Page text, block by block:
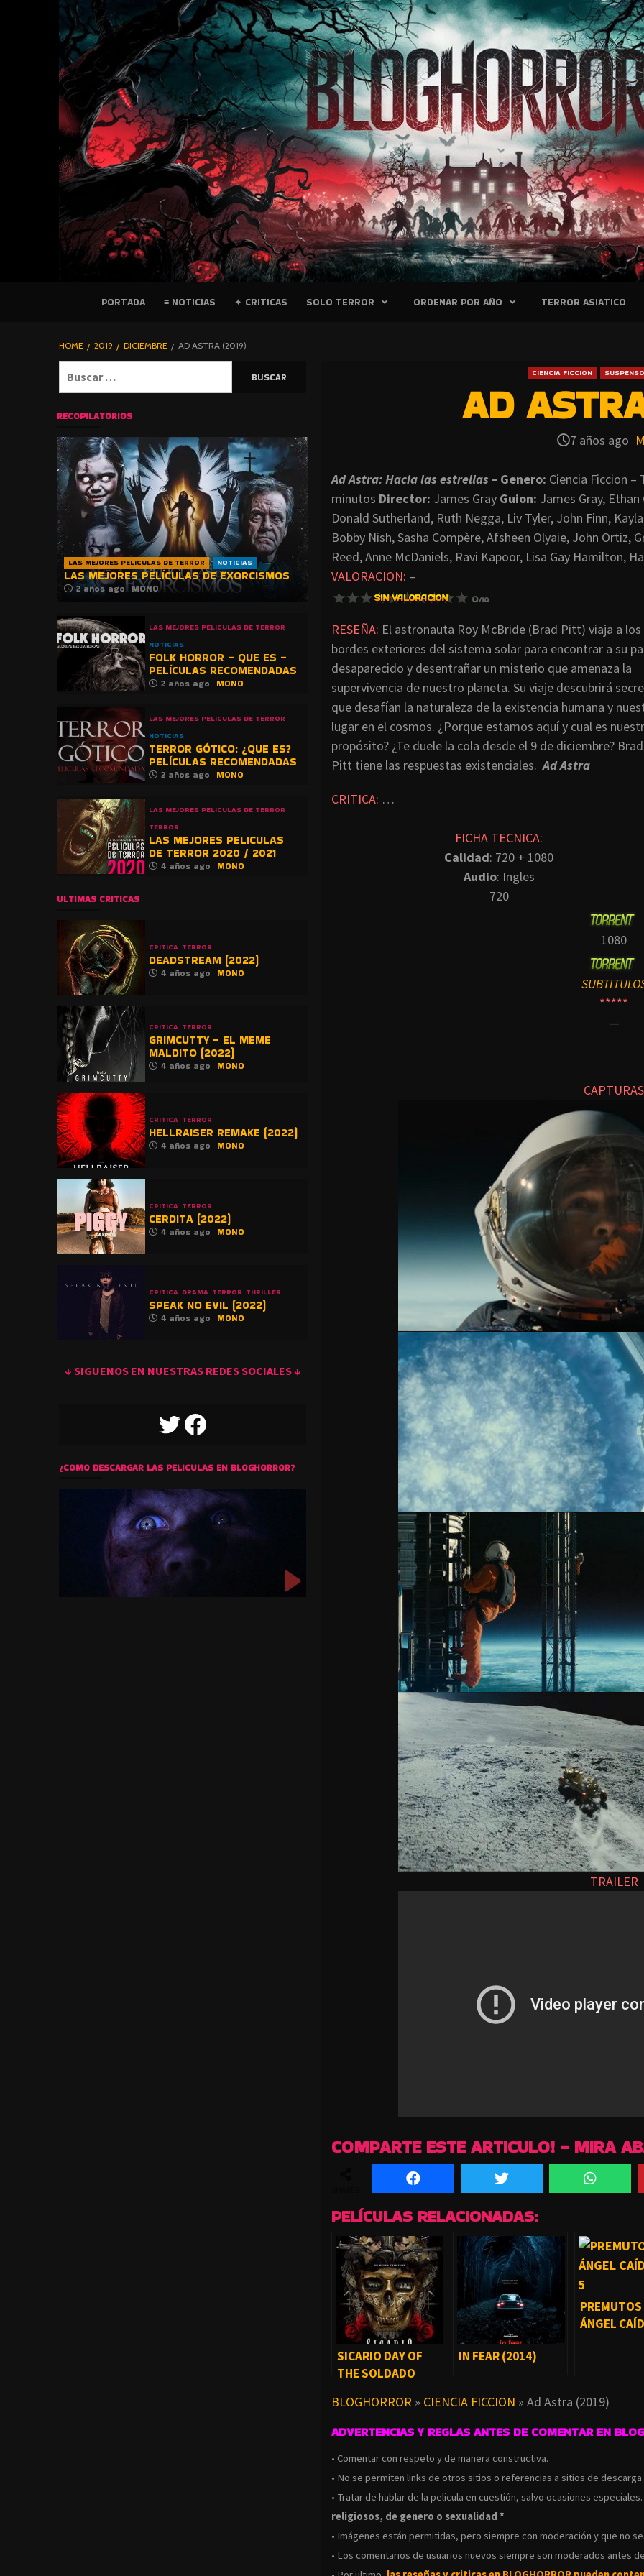
PELICULAS
BLOGHORROR
⋆
PORTADA ≡ NOTICIAS ✦ CRITICAS SOLO TERROR ORDENAR POR AÑO TERROR ASIATICO
HOME 2019 DICIEMBRE AD ASTRA (2019)
CIENCIA FICCION SUSPENSO
AD
7 años ago
Ad Astra: Hacia las estrellas – Genero: Ciencia Ficcion
minutos Director: James Gray Guion: James Gray,
Donald Sutherland, Ruth Negga, Liv Tyler, John Finn,
Bobby Nish, Sasha Compère, Afsheen Olyaie, John Ortiz,
Reed, Anne McDaniels, Ravi Kapoor, Lisa Gay Hamilton,
VALORACION: –
RESEÑA: El astronauta Roy McBride (Brad Pitt) viaja a los
bordes exteriores del sistema solar para encontrar a su
desaparecido y desentrañar un misterio que amenaza la
supervivencia de nuestro planeta. Su viaje descubrirá
que desafían la naturaleza de la existencia humana y
lugar en el cosmos. ¿Porque estamos aquí y cual es
propósito? ¿Te duele la cola desde el 9 de diciembre? Brad
Pitt tiene las respuestas existenciales.Ad Astra
CRITICA: …
FICHA TECNICA:
Calidad: 720 + 1080
Audio: Ingles
720
1080
*****
—
CAPTURAS
TRAILER
COMPARTE ESTE ARTICULO! - MIRA
PELÍCULAS RELACIONADAS:
SICARIO DAY OF
THE SOLDADO
IN FEAR (2014)
PREMUTOS
ÁNGEL
BLOGHORROR » CIENCIA FICCION » Ad Astra (2019)
ADVERTENCIAS Y REGLAS ANTES DE COMENTAR EN
• Comentar con respeto y de manera constructiva.
• No se permiten links de otros sitios o referencias a sitios de
• Tratar de hablar de la pelicula en cuestión, salvo ocasiones especiales.
religiosos, de genero o sexualidad *
• Imágenes están permitidas, pero siempre con moderación y que no
• Los comentarios de usuarios nuevos siempre son moderados antes
RECOPILATORIOS
LAS MEJORES PELICULAS DE TERROR NOTICIAS
LAS MEJORES PELÍCULAS DE EXORCISMOS
2 años ago MONO
LAS MEJORES PELICULAS DE TERROR
NOTICIAS
FOLK HORROR – QUE ES –
PELÍCULAS RECOMENDADAS
2 años ago MONO
LAS MEJORES PELICULAS DE TERROR
NOTICIAS
TERROR GÓTICO: ¿QUE ES?
PELÍCULAS RECOMENDADAS
2 años ago MONO
LAS MEJORES PELICULAS DE TERROR
TERROR
LAS MEJORES PELICULAS
DE TERROR 2020 / 2021
4 años ago MONO
ULTIMAS CRITICAS
CRITICA TERROR
DEADSTREAM (2022)
4 años ago MONO
CRITICA TERROR
GRIMCUTTY – EL MEME
MALDITO (2022)
4 años ago MONO
CRITICA TERROR
HELLRAISER REMAKE (2022)
4 años ago MONO
CRITICA TERROR
CERDITA (2022)
4 años ago MONO
CRITICA DRAMA TERROR THRILLER
SPEAK NO EVIL (2022)
4 años ago MONO
↓ SIGUENOS EN NUESTRAS REDES SOCIALES ↓
TWITTERFACEBOOK
¿COMO DESCARGAR LAS PELICULAS EN BLOGHORROR?